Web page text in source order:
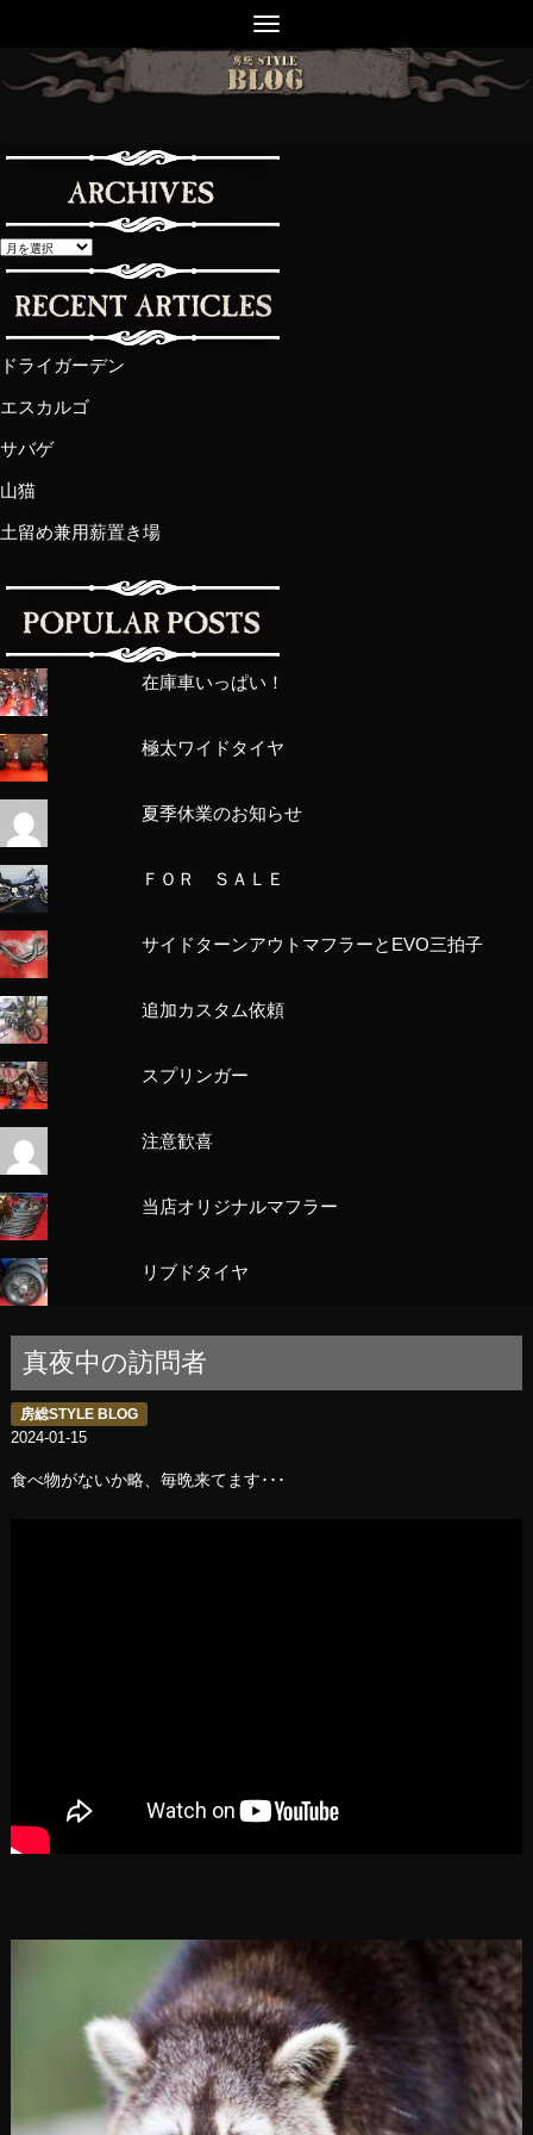
ドライガーデン
エスカルゴ
サバゲ
山猫
土留め兼用薪置き場
在庫車いっぱい！
極太ワイドタイヤ
夏季休業のお知らせ
ＦＯＲ ＳＡＬＥ
サイドターンアウトマフラーとEVO三拍子
追加カスタム依頼
スプリンガー
注意歓喜
当店オリジナルマフラー
リブドタイヤ
真夜中の訪問者
房総STYLE BLOG
2024-01-15
食べ物がないか略、毎晩来てます･･･